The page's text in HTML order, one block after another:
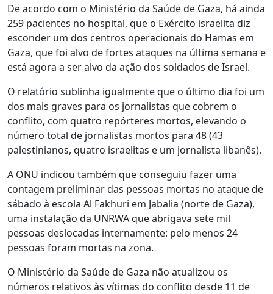
De acordo com o Ministério da Saúde de Gaza, há ainda
259 pacientes no hospital, que o Exército israelita diz
esconder um dos centros operacionais do Hamas em
Gaza, que foi alvo de fortes ataques na última semana e
está agora a ser alvo da ação dos soldados de Israel.
O relatório sublinha igualmente que o último dia foi um
dos mais graves para os jornalistas que cobrem o
conflito, com quatro repórteres mortos, elevando o
número total de jornalistas mortos para 48 (43
palestinianos, quatro israelitas e um jornalista libanês).
A ONU indicou também que conseguiu fazer uma
contagem preliminar das pessoas mortas no ataque de
sábado à escola Al Fakhuri em Jabalia (norte de Gaza),
uma instalação da UNRWA que abrigava sete mil
pessoas deslocadas internamente: pelo menos 24
pessoas foram mortas na zona.
O Ministério da Saúde de Gaza não atualizou os
números relativos às vítimas do conflito desde 11 de